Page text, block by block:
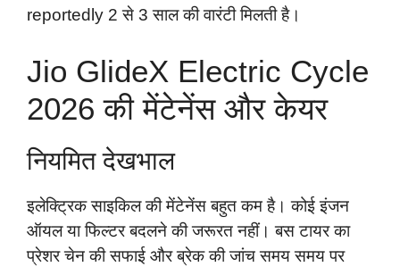
reportedly 2 से 3 साल की वारंटी मिलती है।
Jio GlideX Electric Cycle
2026 की मेंटेनेंस और केयर
नियमित देखभाल
इलेक्ट्रिक साइकिल की मेंटेनेंस बहुत कम है। कोई इंजन
ऑयल या फिल्टर बदलने की जरूरत नहीं। बस टायर का
प्रेशर चेन की सफाई और ब्रेक की जांच समय समय पर